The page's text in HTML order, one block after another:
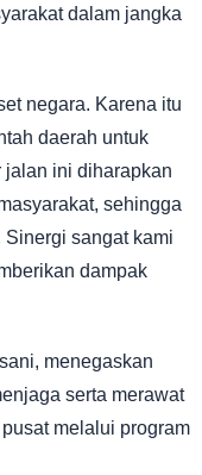
dalam jangka
negara. Karena itu
daerah untuk
jalan ini diharapkan
sehingga
sangat kami
dampak
menegaskan
serta merawat
melalui program